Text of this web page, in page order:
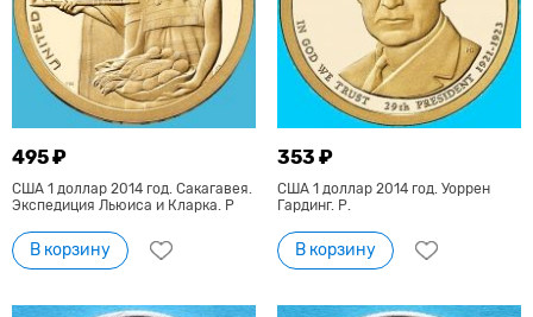
495 ₽
США 1 доллар 2014 год. Сакагавея.
Экспедиция Льюиса и Кларка. P
В корзину
353 ₽
США 1 доллар 2014 год. Уоррен
Гардинг. Р.
В корзину